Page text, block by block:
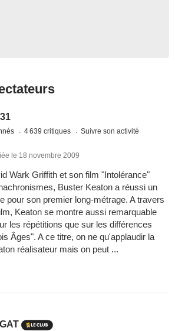
4 639 critiques Suivre son activité
le 18 novembre 2009
Wark Griffith et son film "Intolérance"
Buster Keaton a réussi un
pour son premier long-métrage. A travers
Keaton se montre aussi remarquable
les répétitions que sur les différences
Âges". A ce titre, on ne qu'applaudir la
réalisateur mais on peut ...